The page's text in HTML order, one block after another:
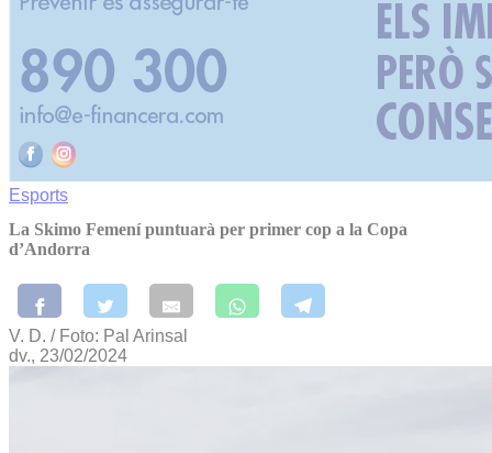
Esports
La Skimo Femení puntuarà per primer cop a la Copa
d’Andorra
V. D. / Foto: Pal Arinsal
dv., 23/02/2024